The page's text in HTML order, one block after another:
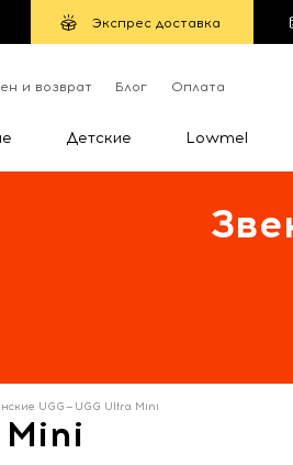
Экспрес доставка
и возврат Блог Оплата
Детские Lowmel
UGG— UGG Ultra Mini
Mini